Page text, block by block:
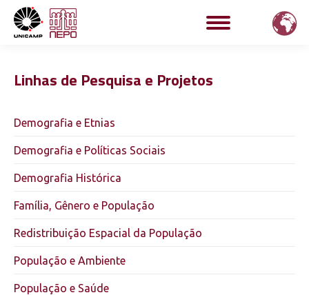
Linhas de Pesquisa e Projetos
Demografia e Etnias
Demografia e Políticas Sociais
Demografia Histórica
Família, Gênero e População
Redistribuição Espacial da População
População e Ambiente
População e Saúde